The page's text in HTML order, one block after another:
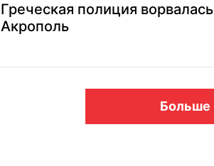
Греческая полиция
Акрополь
Больше